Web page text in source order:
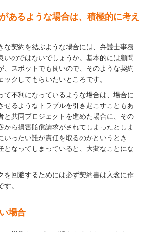
あるような場合は、積極的に考え
な契約を結ぶような場合には、弁護士事務
いのではないでしょうか。基本的には顧問
、スポットでも良いので、そのような契約
ックしてもらいたいところです。
て不利になっているような場合は、場合に
せるようなトラブルを引き起こすこともあ
と共同プロジェクトを進めた場合に、その
から損害賠償請求がされてしまったとしま
いったい誰が責任を取るのかというとき
となってしまっていると、大変なことにな
を回避するためには必ず契約書は入念に作
。
場合